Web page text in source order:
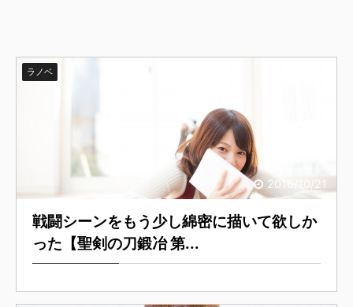
2016/10/21
ラノベ
戦闘シーンをもう少し綿密に描いて欲しか
った【聖剣の刀鍛冶 第...